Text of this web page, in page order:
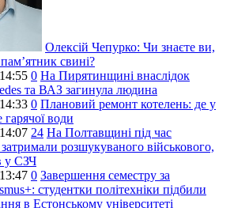
Олексій Чепурко: Чи знаєте ви,
свині?
14:55 0 На Пирятинщині внаслідок
та ВАЗ загинула людина
14:33 0 Плановий ремонт котелень: де у
гарячої води
14:07 24 На Полтавщині під час
розшукуваного військового,
у СЗЧ
13:47 0 Завершення семестру за
студентки політехніки підбили
в Естонському університеті